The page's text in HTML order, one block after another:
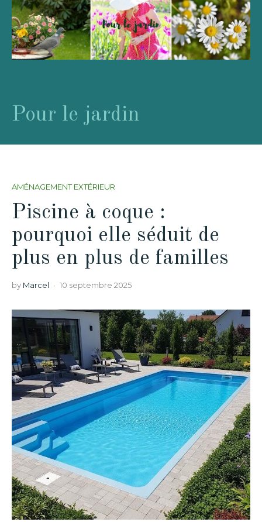
Pour le jardin
AMÉNAGEMENT EXTÉRIEUR
Piscine à coque :
pourquoi elle séduit de
plus en plus de familles
by Marcel 10 septembre 2025